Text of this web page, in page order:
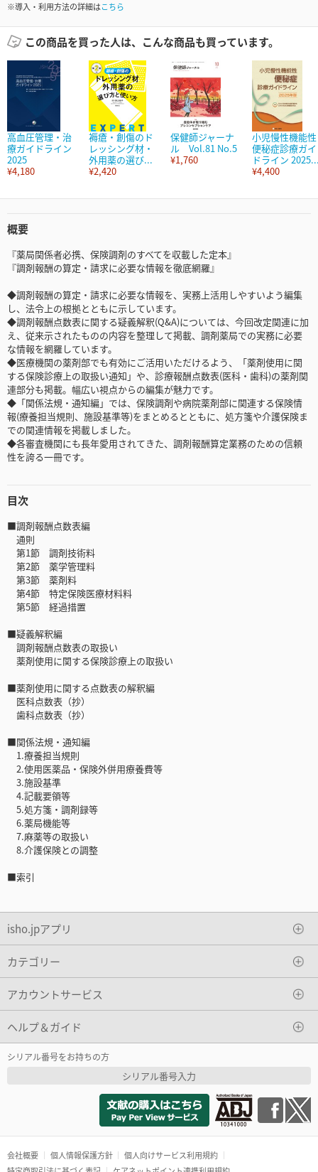
※導入・利用方法の詳細はこちら
この商品を買った人は、こんな商品も買っています。
高血圧管理・治
療ガイドライン
2025
¥4,180
褥瘡・創傷のド
レッシング材・
外用薬の選び...
¥2,420
保健師ジャーナ
ル Vol.81 No.5
¥1,760
小児慢性機能性
便秘症診療ガイ
ドライン
¥4,400
概要
『薬局関係者必携、保険調剤のすべてを収載した定本』
『調剤報酬の算定・請求に必要な情報を徹底網羅』
◆調剤報酬の算定・請求に必要な情報を、実務上活用しやすいよう編集
し、法令上の根拠とともに示しています。
◆調剤報酬点数表に関する疑義解釈(Q&A)については、今回改定関連に加
え、従来示されたものの内容を整理して掲載、調剤薬局での実務に必要
な情報を網羅しています。
◆医療機関の薬剤部でも有効にご活用いただけるよう、「薬剤使用に関
する保険診療上の取扱い通知」や、診療報酬点数表(医科・歯科)の薬剤関
連部分も掲載。幅広い視点からの編集が魅力です。
◆「関係法規・通知編」では、保険調剤や病院薬剤部に関連する保険情
報(療養担当規則、施設基準等)をまとめるとともに、処方箋や介護保険ま
での関連情報を掲載しました。
◆各審査機関にも長年愛用されてきた、調剤報酬算定業務のための信頼
性を誇る一冊です。
目次
■調剤報酬点数表編
通則
第1節 調剤技術料
第2節 薬学管理料
第3節 薬剤料
第4節 特定保険医療材料料
第5節 経過措置
■疑義解釈編
調剤報酬点数表の取扱い
薬剤使用に関する保険診療上の取扱い
■薬剤使用に関する点数表の解釈編
医科点数表（抄）
歯科点数表（抄）
■関係法規・通知編
1.療養担当規則
2.使用医薬品・保険外併用療養費等
3.施設基準
4.記載要領等
5.処方箋・調剤録等
6.薬局機能等
7.麻薬等の取扱い
8.介護保険との調整
■索引
isho.jpアプリ
カテゴリー
アカウントサービス
ヘルプ＆ガイド
シリアル番号をお持ちの方
シリアル番号入力
会社概要 個人情報保護方針
個人向けサービス利用規約